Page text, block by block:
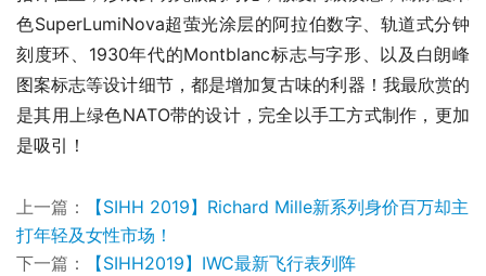
色SuperLumiNova超萤光涂层的阿拉伯数字、轨道式分钟
刻度环、1930年代的Montblanc标志与字形、以及白朗峰
图案标志等设计细节，都是增加复古味的利器！我最欣赏的
是其用上绿色NATO带的设计，完全以手工方式制作，更加
是吸引！
上一篇：
【SIHH 2019】Richard Mille新系列身价百万却主
打年轻及女性市场！
下一篇：
【SIHH2019】IWC最新飞行表列阵